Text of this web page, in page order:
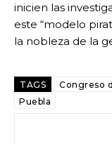
inicien las
este “modelo
la nobleza de la
TAGS Congreso
Puebla